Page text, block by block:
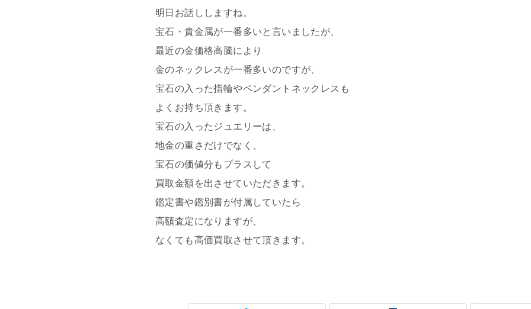
明日お話ししますね。
宝石・貴金属が一番多いと言いましたが、
最近の金価格高騰により
金のネックレスが一番多いのですが、
宝石の入った指輪やペンダントネックレスも
よくお持ち頂きます。
宝石の入ったジュエリーは、
地金の重さだけでなく、
宝石の価値分もプラスして
買取金額を出させていただきます。
鑑定書や鑑別書が付属していたら
高額査定になりますが、
なくても高価買取させて頂きます。